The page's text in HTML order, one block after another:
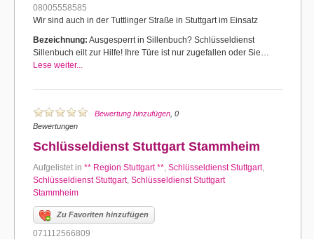
08005558585
Wir sind auch in der Tuttlinger Straße in Stuttgart im Einsatz
Bezeichnung: Ausgesperrt in Sillenbuch? Schlüsseldienst
Sillenbuch eilt zur Hilfe! Ihre Türe ist nur zugefallen oder Sie…
Lese weiter...
Bewertung hinzufügen , 0
Bewertungen
Schlüsseldienst Stuttgart Stammheim
Aufgelistet in ** Region Stuttgart **, Schlüsseldienst Stuttgart,
Schlüsseldienst Stuttgart, Schlüsseldienst Stuttgart
Stammheim
Zu Favoriten hinzufügen
071112566809